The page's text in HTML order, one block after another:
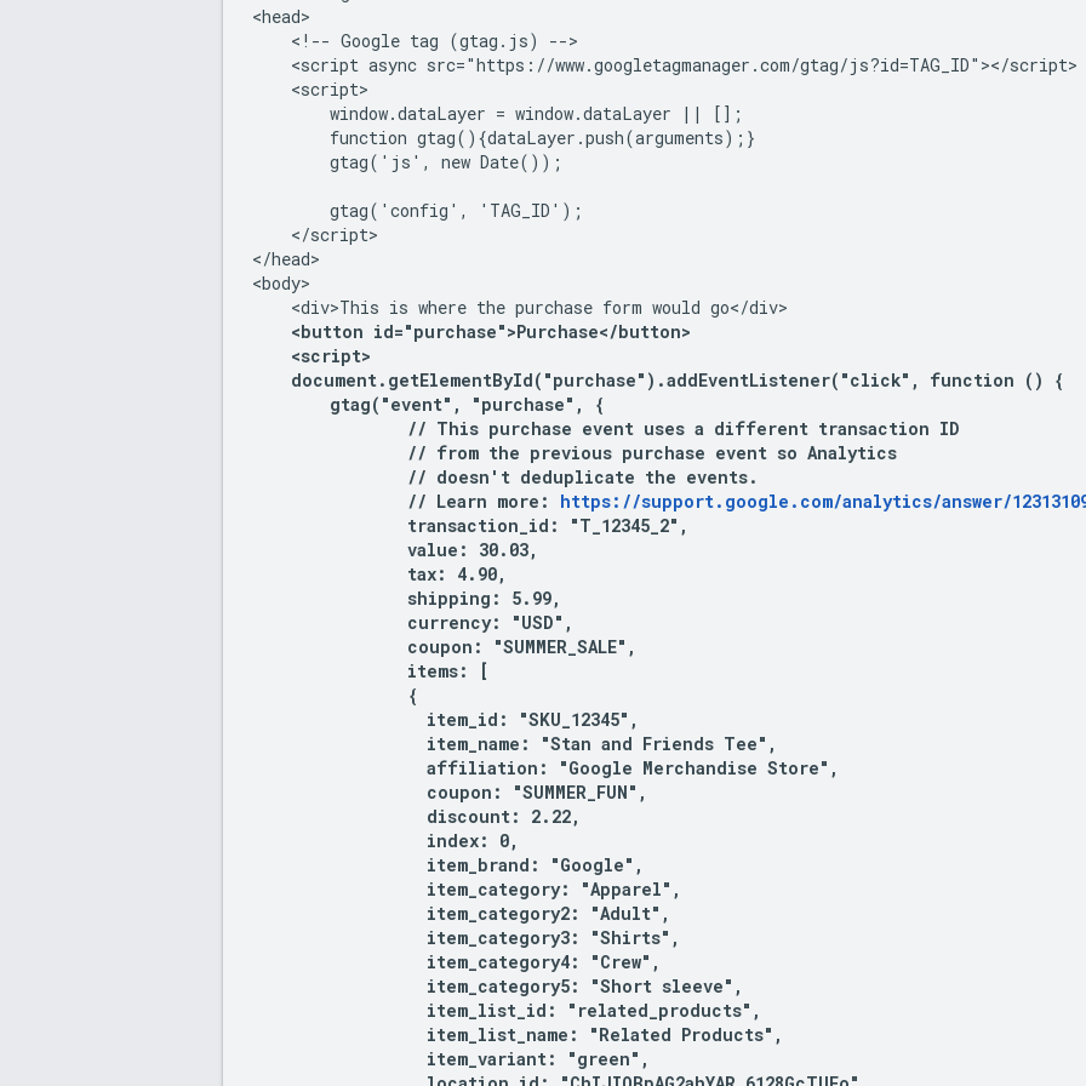
<head>
    <!-- Google tag (gtag.js) -->
    <script async src="https://www.googletagmanager.com/gtag/js?id=TAG_ID"></script>
    <script>
        window.dataLayer = window.dataLayer || [];
        function gtag(){dataLayer.push(arguments);}
        gtag('js', new Date());
        gtag('config', 'TAG_ID');
    </script>
</head>
<body>
    <div>This is where the purchase form would go</div>
<button id="purchase">Purchase</button>
<script>
    document.getElementById("purchase").addEventListener("click", function () {
        gtag("event", "purchase", {
                // This purchase event uses a different transaction ID
                // from the previous purchase event so Analytics
                // doesn't deduplicate the events.
                // Learn more:
https://support.google.com/analytics/answer/
                transaction_id: "T_12345_2",
                value: 30.03,
                tax: 4.90,
                shipping: 5.99,
                currency: "USD",
                coupon: "SUMMER_SALE",
                items: [
                {
                  item_id: "SKU_12345",
                  item_name: "Stan and Friends Tee",
                  affiliation: "Google Merchandise Store",
                  coupon: "SUMMER_FUN",
                  discount: 2.22,
                  index: 0,
                  item_brand: "Google",
                  item_category: "Apparel",
                  item_category2: "Adult",
                  item_category3: "Shirts",
                  item_category4: "Crew",
                  item_category5: "Short sleeve",
                  item_list_id: "related_products",
                  item_list_name: "Related Products",
                  item_variant: "green",